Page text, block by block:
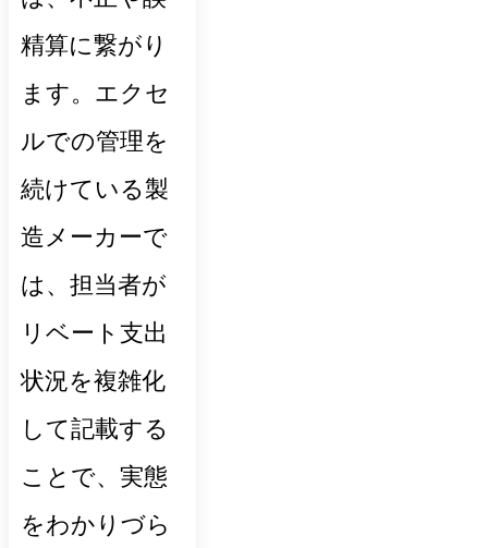
精算に繋がり
ます。エクセ
ルでの管理を
続けている製
造メーカーで
は、担当者が
リベート支出
状況を複雑化
して記載する
ことで、実態
をわかりづら